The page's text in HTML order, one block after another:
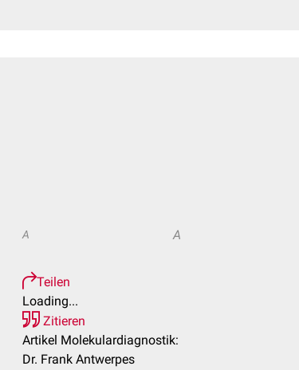
A A
Teilen
Loading...
Zitieren
Artikel Molekulardiagnostik:
Dr. Frank Antwerpes